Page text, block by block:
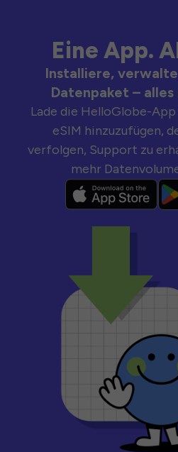
Eine App.
Installiere,
Datenpaket –
Lade die HelloGlobe-
eSIM hinzuzufügen,
verfolgen, Support zu
mehr